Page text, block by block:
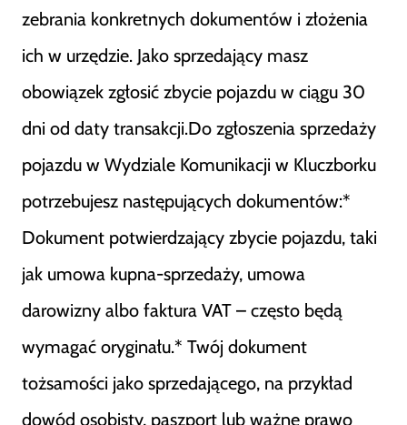
zebrania konkretnych dokumentów i złożenia
ich w urzędzie. Jako sprzedający masz
obowiązek zgłosić zbycie pojazdu w ciągu 30
dni od daty transakcji.Do zgłoszenia sprzedaży
pojazdu w Wydziale Komunikacji w Kluczborku
potrzebujesz następujących dokumentów:*
Dokument potwierdzający zbycie pojazdu, taki
jak umowa kupna-sprzedaży, umowa
darowizny albo faktura VAT – często będą
wymagać oryginału.* Twój dokument
tożsamości jako sprzedającego, na przykład
dowód osobisty, paszport lub ważne prawo